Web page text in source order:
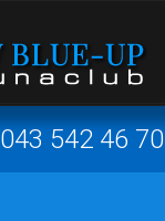
043 542 46 70